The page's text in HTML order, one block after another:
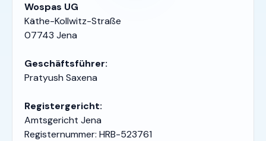
Wospas UG
Käthe-Kollwitz-Straße
07743 Jena
Geschäftsführer:
Pratyush Saxena
Registergericht:
Amtsgericht Jena
Registernummer: HRB-523761